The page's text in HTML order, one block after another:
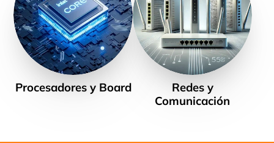
Procesadores y Board
Redes y
Comunicación